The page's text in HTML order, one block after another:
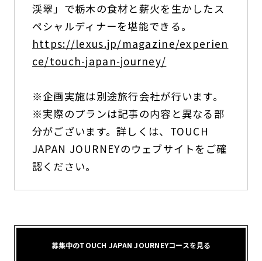
渓翠」で栃木の食材と薪火を生かしたス
ペシャルディナーを堪能できる。
https://lexus.jp/magazine/experien
ce/touch-japan-journey/
※企画実施は別途旅行会社が行います。
※実際のプランは記事の内容と異なる部
分がございます。詳しくは、TOUCH
JAPAN JOURNEYのウェブサイトをご確
認ください。
募集中のTOUCH JAPAN JOURNEYコースを見る